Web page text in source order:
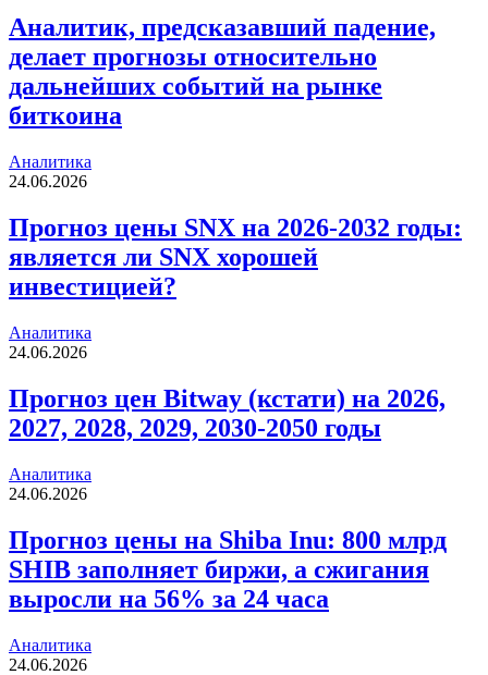
Аналитик, предсказавший падение,
делает прогнозы относительно
дальнейших событий на рынке
биткоина
Аналитика
24.06.2026
Прогноз цены SNX на 2026-2032 годы:
является ли SNX хорошей
инвестицией?
Аналитика
24.06.2026
Прогноз цен Bitway (кстати) на 2026,
2027, 2028, 2029, 2030-2050 годы
Аналитика
24.06.2026
Прогноз цены на Shiba Inu: 800 млрд
SHIB заполняет биржи, а сжигания
выросли на 56% за 24 часа
Аналитика
24.06.2026